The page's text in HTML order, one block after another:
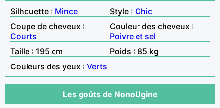
Silhouette : Mince Style : Chic
Coupe de cheveux :
Courts
Couleur des cheveux :
Poivre et sel
Taille : 195 cm
Poids : 85 kg
Couleurs des yeux : Verts
Les goûts de NonoUgine